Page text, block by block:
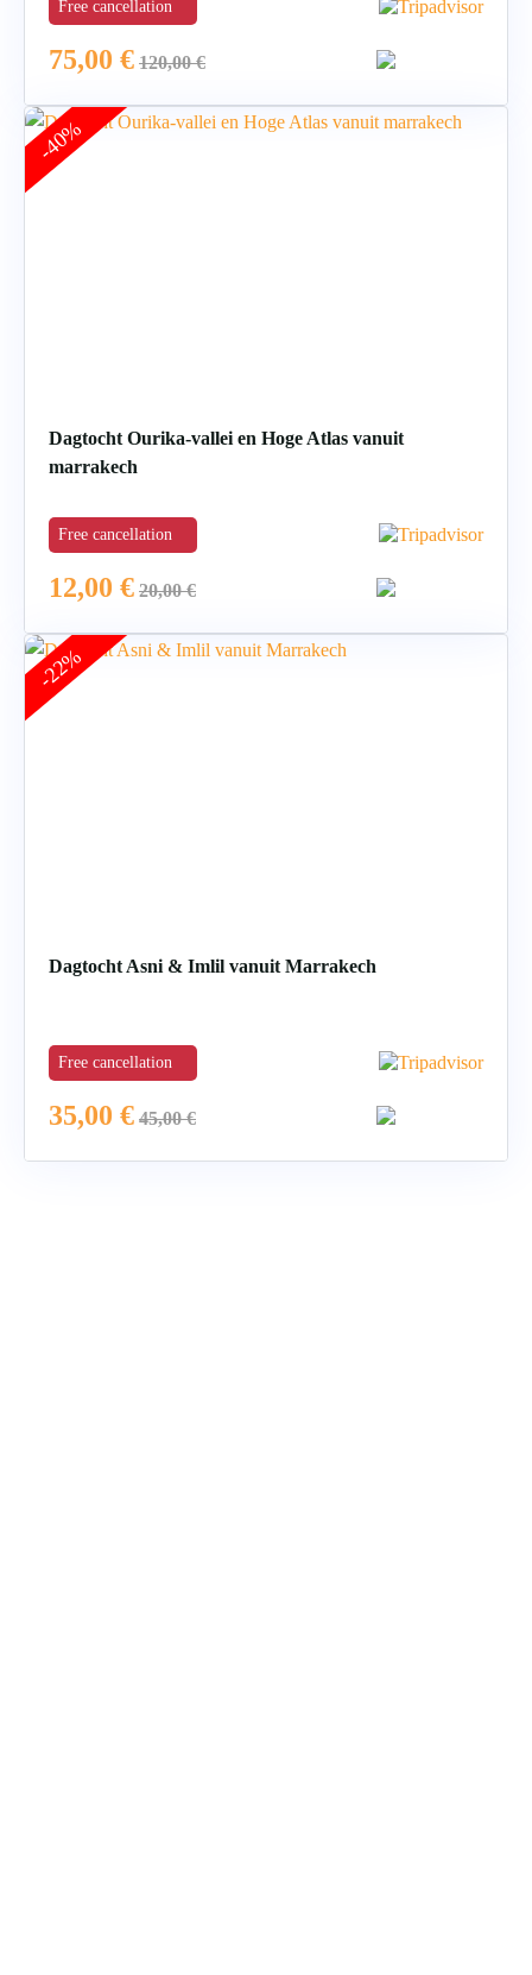
Free cancellation
75,00 € 120,00€
-40%
Dagtocht Ourika-vallei en Hoge Atlas vanuit
marrakech
Free cancellation
12,00 € 20,00€
-22%
Dagtocht Asni & Imlil vanuit Marrakech
Free cancellation
35,00 € 45,00€